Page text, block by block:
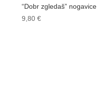
“Dobr zgledaš” nogavice
9,80 €